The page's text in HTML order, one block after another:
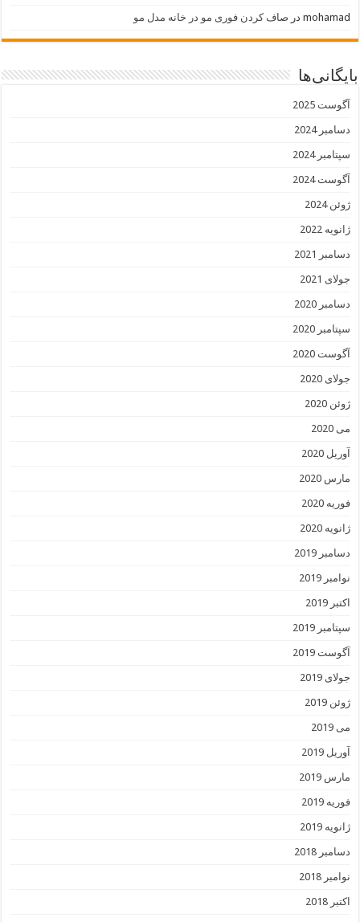
mohamad در صاف کردن فوری مو در خانه مدل مو
بایگانی‌ها
آگوست 2025
دسامبر 2024
سپتامبر 2024
آگوست 2024
ژوئن 2024
ژانویه 2022
دسامبر 2021
جولای 2021
دسامبر 2020
سپتامبر 2020
آگوست 2020
جولای 2020
ژوئن 2020
می 2020
آوریل 2020
مارس 2020
فوریه 2020
ژانویه 2020
دسامبر 2019
نوامبر 2019
اکتبر 2019
سپتامبر 2019
آگوست 2019
جولای 2019
ژوئن 2019
می 2019
آوریل 2019
مارس 2019
فوریه 2019
ژانویه 2019
دسامبر 2018
نوامبر 2018
اکتبر 2018